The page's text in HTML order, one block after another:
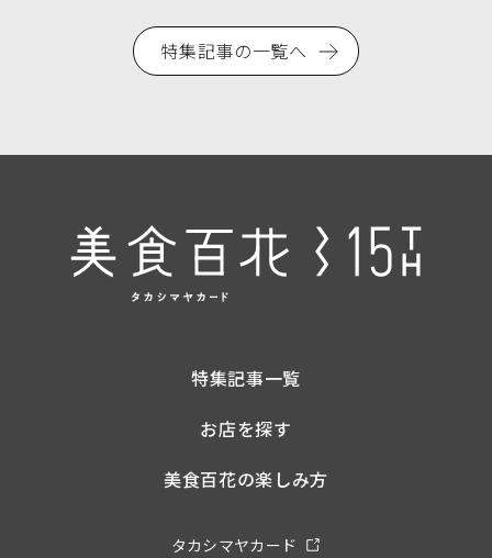
特集記事の一覧へ
特集記事一覧
お店を探す
美食百花の楽しみ方
タカシマヤカード